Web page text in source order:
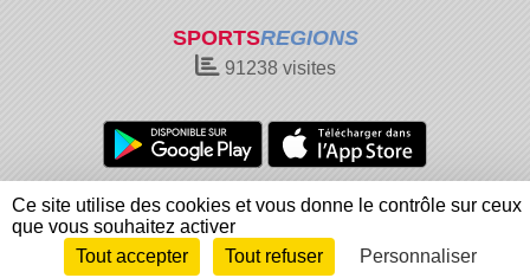
SPORTSREGIONS
91238visites
Charte cookies
Gestion des cookies
Informations légales
Signaler un contenu inapproprié
Envie de participer ?
Connexion
Ce site utilise des cookies et vous donne le contrôle sur ceux
que vous souhaitez activer
Tout accepter
Tout refuser Personnaliser